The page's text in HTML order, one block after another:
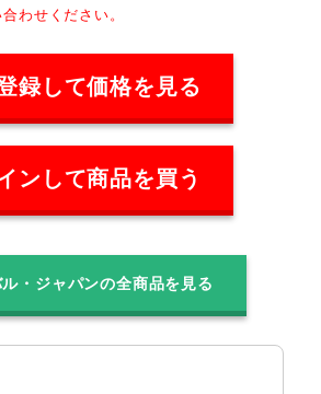
わせください。
録して価格を見る
ンして商品を買う
・ジャパンの全商品を見る